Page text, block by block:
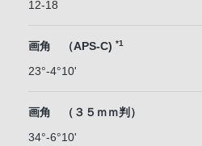
12-18
画角 （APS-C) *1
23°-4°10'
画角 （３５ｍｍ判）
34°-6°10'